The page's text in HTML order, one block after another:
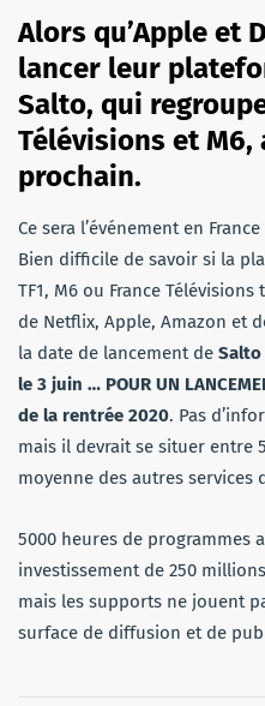
Alors qu’Apple et
lancer leur
Salto, qui
Télévisions et
prochain.
Ce sera l’événement en
Bien difficile de savoir si la
TF1, M6 ou France
de Netflix, Apple, Amazon et
la date de lancement de Salto
le 3 juin … POUR UN
de la rentrée 2020. Pas
mais il devrait se situer entre
moyenne des autres services
5000 heures de programmes
investissement de 250
mais les supports ne jouent
surface de diffusion et de